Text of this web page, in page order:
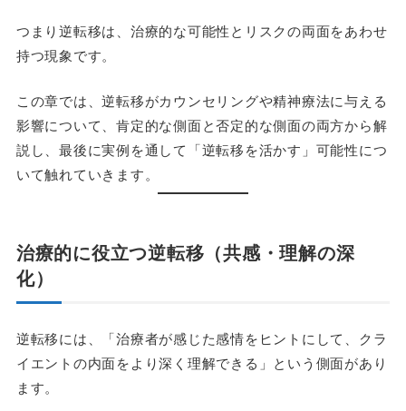
つまり逆転移は、治療的な可能性とリスクの両面をあわせ
持つ現象です。
この章では、逆転移がカウンセリングや精神療法に与える
影響について、肯定的な側面と否定的な側面の両方から解
説し、最後に実例を通して「逆転移を活かす」可能性につ
いて触れていきます。
治療的に役立つ逆転移（共感・理解の深
化）
逆転移には、「治療者が感じた感情をヒントにして、クラ
イエントの内面をより深く理解できる」という側面があり
ます。